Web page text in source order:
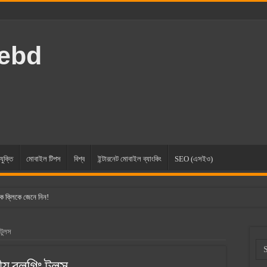
মোবাইল টিপস বিশ্ব ইন্টারনেট মোবাইল ব্যাংকিং SEO (এসইও)
ক্লিকে জেনে নিন!
টুলস